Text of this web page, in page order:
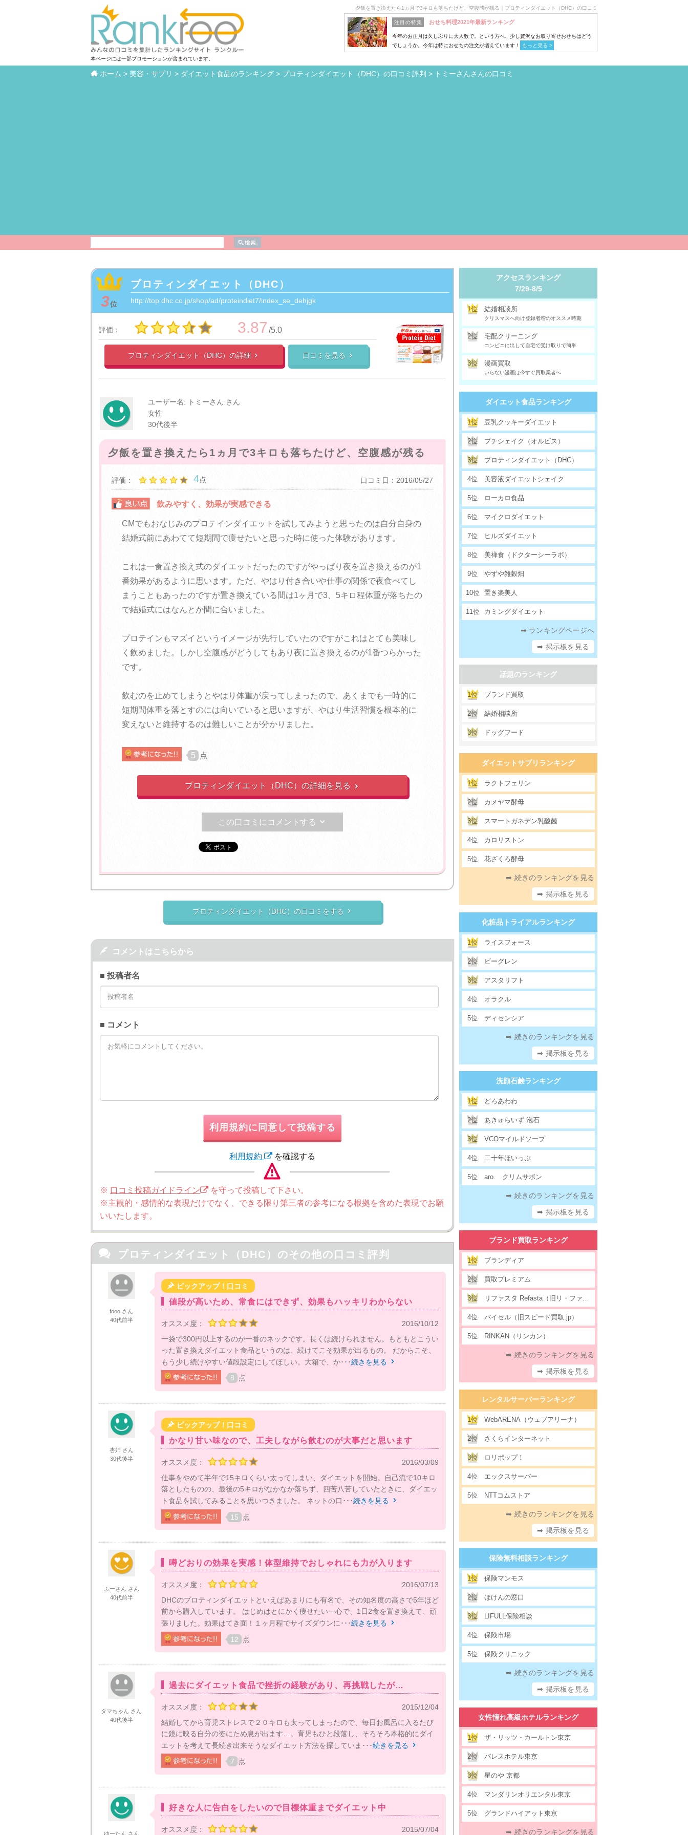
本ページには一部プロモーションが含まれています。
夕飯を置き換えたら1ヵ月で3キロも落ちたけど、空腹感が残る｜プロティンダイエット（DHC）の口コミ
注目の特集 おせち料理2021年最新ランキング
今年のお正月は久しぶりに大人数で。という方へ、少し贅沢なお取り寄せおせちはどう
でしょうか。今年は特におせちの注文が増えています！
もっと見る >
 ホーム > 美容・サプリ > ダイエット食品のランキング > プロティンダイエット（DHC）の口コミ評判 > トミーさんさんの口コミ
3位
プロティンダイエット（DHC）
http://top.dhc.co.jp/shop/ad/proteindiet7/index_se_dehjgk
評価： 3.87 /5.0
プロティンダイエット（DHC）の詳細  口コミを見る 
ユーザー名: トミーさん さん
女性
30代後半
夕飯を置き換えたら1ヵ月で3キロも落ちたけど、空腹感が残る
評価： 4点 口コミ日：2016/05/27
飲みやすく、効果が実感できる
CMでもおなじみのプロテインダイエットを試してみようと思ったのは自分自身の
結婚式前にあわてて短期間で痩せたいと思った時に使った体験があります。
これは一食置き換え式のダイエットだったのですがやっぱり夜を置き換えるのが1
番効果があるように思います。ただ、やはり付き合いや仕事の関係で夜食べてし
まうこともあったのですが置き換えている間は1ヶ月で3、5キロ程体重が落ちたの
で結婚式にはなんとか間に合いました。
プロテインもマズイというイメージが先行していたのですがこれはとても美味し
く飲めました。しかし空腹感がどうしてもあり夜に置き換えるのが1番つらかった
です。
飲むのを止めてしまうとやはり体重が戻ってしまったので、あくまでも一時的に
短期間体重を落とすのには向いていると思いますが、やはり生活習慣を根本的に
変えないと維持するのは難しいことが分かりました。
5 点
プロティンダイエット（DHC）の詳細を見る 
この口コミにコメントする 
プロティンダイエット（DHC）の口コミをする 
 コメントはこちらから
■ 投稿者名
■ コメント
利用規約に同意して投稿する
利用規約 を確認する
※ 口コミ投稿ガイドライン
を守って投稿して下さい。
※主観的・感情的な表現だけでなく、できる限り第三者の参考になる根拠を含めた表現でお願
いいたします。
 プロティンダイエット（DHC）のその他の口コミ評判
fooo さん
40代前半
 ピックアップ！口コミ
値段が高いため、常食にはできず、効果もハッキリわからない
オススメ度：
2016/10/12
一袋で300円以上するのが一番のネックです。長くは続けられません。もともとこうい
った置き換えダイエット食品というのは、続けてこそ効果が出るもの。 だからこそ、
もう少し続けやすい値段設定にしてほしい。大箱で、か･･･続きを見る 
8 点
杏姉 さん
30代後半
 ピックアップ！口コミ
かなり甘い味なので、工夫しながら飲むのが大事だと思います
オススメ度：
2016/03/09
仕事をやめて半年で15キロくらい太ってしまい、ダイエットを開始。自己流で10キロ
落としたものの、最後の5キロがなかなか落ちず、四苦八苦していたときに、ダイエッ
ト食品を試してみることを思いつきました。 ネットの口･･･続きを見る 
15 点
ふーさん さん
40代前半
噂どおりの効果を実感！体型維持でおしゃれにも力が入ります
オススメ度：
2016/07/13
DHCのプロティンダイエットといえばあまりにも有名で、その知名度の高さで5年ほど
前から購入しています。 はじめはとにかく痩せたい一心で、1日2食を置き換えて、頑
張りました。効果はてき面！１ヶ月程でサイズダウンに･･･続きを見る 
12 点
タマちゃん さん
40代後半
過去にダイエット食品で挫折の経験があり、再挑戦したが…
オススメ度：
2015/12/04
結婚してから育児ストレスで２０キロも太ってしまったので、毎日お風呂に入るたび
に鏡に映る自分の姿にため息が出ます…。育児もひと段落し、そろそろ本格的にダイ
エットを考えて長続き出来そうなダイエット方法を探していま･･･続きを見る 
7 点
ゆーたん さん
好きな人に告白をしたいので目標体重までダイエット中
オススメ度： 2015/07/04
アクセスランキング
7/29-8/5
1位 結婚相談所
クリスマスへ向け登録者増のオススメ時期
2位 宅配クリーニング
コンビニに出して自宅で受け取りで簡単
3位 漫画買取
いらない漫画は今すぐ買取業者へ
ダイエット食品ランキング
1位 豆乳クッキーダイエット
2位 プチシェイク（オルビス）
3位 プロティンダイエット（DHC）
4位 美容液ダイエットシェイク
5位 ローカロ食品
6位 マイクロダイエット
7位 ヒルズダイエット
8位 美禅食（ドクターシーラボ）
9位 やずや雑穀畑
10位 置き楽美人
11位 カミングダイエット
➡ ランキングページへ
➡ 掲示板を見る
話題のランキング
1位 ブランド買取
2位 結婚相談所
3位 ドッグフード
ダイエットサプリランキング
1位 ラクトフェリン
2位 カメヤマ酵母
3位 スマートガネデン乳酸菌
4位 カロリストン
5位 花ざくろ酵母
➡ 続きのランキングを見る
➡ 掲示板を見る
化粧品トライアルランキング
1位 ライスフォース
2位 ビーグレン
3位 アスタリフト
4位 オラクル
5位 ディセンシア
➡ 続きのランキングを見る
➡ 掲示板を見る
洗顔石鹸ランキング
1位 どろあわわ
2位 あきゅらいず 泡石
3位 VCOマイルドソープ
4位 二十年ほいっぷ
5位 aro. クリムサボン
➡ 続きのランキングを見る
➡ 掲示板を見る
ブランド買取ランキング
1位 ブランディア
2位 買取プレミアム
3位 リファスタ Refasta（旧リ・ファウンデーション）
4位 バイセル（旧スピード買取.jp）
5位 RINKAN（リンカン）
➡ 続きのランキングを見る
➡ 掲示板を見る
レンタルサーバーランキング
1位 WebARENA（ウェブアリーナ）
2位 さくらインターネット
3位 ロリポップ！
4位 エックスサーバー
5位 NTTコムストア
➡ 続きのランキングを見る
➡ 掲示板を見る
保険無料相談ランキング
1位 保険マンモス
2位 ほけんの窓口
3位 LIFULL保険相談
4位 保険市場
5位 保険クリニック
➡ 続きのランキングを見る
➡ 掲示板を見る
女性憧れ高級ホテルランキング
1位 ザ・リッツ・カールトン東京
2位 パレスホテル東京
3位 星のや 京都
4位 マンダリンオリエンタル東京
5位 グランドハイアット東京
➡ 続きのランキングを見る